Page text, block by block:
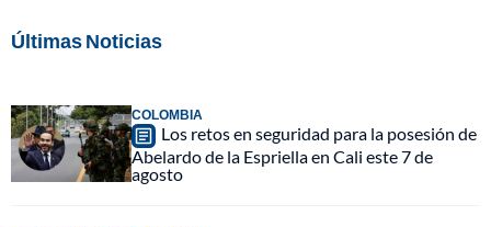
Últimas Noticias
COLOMBIA
Los retos en seguridad para la posesión de
Abelardo de la Espriella en Cali este 7 de
agosto